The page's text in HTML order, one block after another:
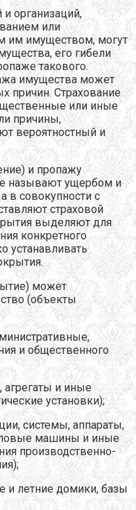
организаций,
или
им имуществом, могут
его гибели
такового.
имущества может
причин. Страхование
или иные
причины,
вероятностный и
и пропажу
называют ущербом и
в совокупности с
страховой
выделяют для
конкретного
устанавливать
может
(объекты
и общественного
и иные
установки);
системы, аппараты,
машины и иные
производственно-
и летние домики, базы